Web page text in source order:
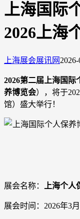
上海国际
2026上海
上海展会展讯网
2026第二届上海国际
养博览会），将于
馆）盛大举行！
展会名称： 上海个
展会时间：2026年3月